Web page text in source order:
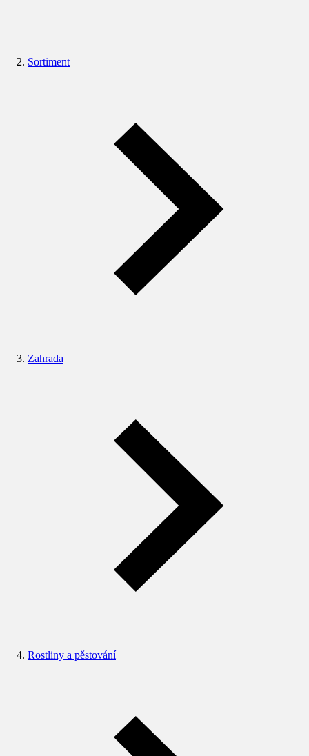
Sortiment
Zahrada
Rostliny a pěstování